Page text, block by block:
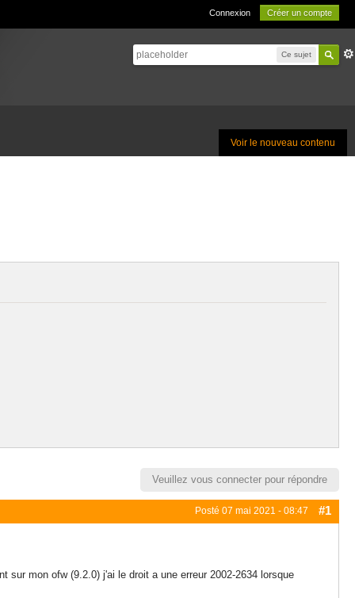
Connexion Créer un compte
Ce sujet
Voir le nouveau contenu
Veuillez vous connecter pour répondre
Posté 07 mai 2021 - 08:47 #1
sur mon ofw (9.2.0) j'ai le droit a une erreur 2002-2634 lorsque